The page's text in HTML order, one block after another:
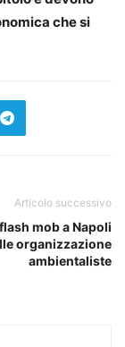
che si
Articolo successivo
mob a Napoli
organizzazione
ambientaliste